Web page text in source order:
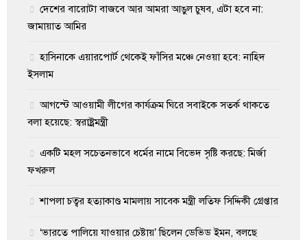
দেশের বারোটা বাজবে আর আমরা আঙুল চুষব, এটা হবে না:
জামায়াত আমির
হাসিনাকে এয়ারপোর্ট থেকেই ফাঁসির মঞ্চে নেওয়া হবে: নাহিদ
ইসলাম
আগস্টে আওয়ামী লীগের কার্যক্রম ঘিরে সবাইকে সতর্ক থাকতে
বলা হয়েছে: স্বরাষ্ট্রমন্ত্রী
একটি মহল সচেতনভাবে ধর্মের নামে বিভেদ সৃষ্টি করছে: মির্জা
ফখরুল
শাপলা চত্বর হত্যাকাণ্ড মামলায় সাবেক মন্ত্রী লতিফ সিদ্দিকী গ্রেপ্তার
‘ভারতে পালিয়ে যাওয়ার চেষ্টায়’ ছিলেন ডেভিড ইমন, বলছে